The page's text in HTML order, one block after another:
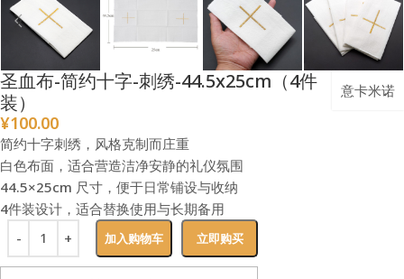
圣血布-简约十字-刺绣-44.5x25cm（4件
装）
意卡米诺
¥100.00
简约十字刺绣，风格克制而庄重
白色布面，适合营造洁净安静的礼仪氛围
44.5×25cm 尺寸，便于日常铺设与收纳
4件装设计，适合替换使用与长期备用
加入购物车 立即购买